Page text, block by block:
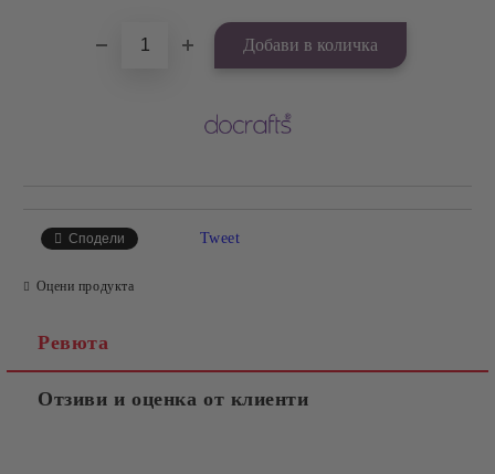
Сподели Tweet
Оцени продукта
Ревюта
Отзиви и оценка от клиенти